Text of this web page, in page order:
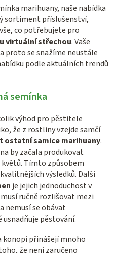
p
i
s
u
marihuany, naše nabídka
sortiment příslušenství,
co potřebujete pro
virtuální střechou. Vaše
proto se snažíme neustále
podle aktuálních trendů
semínka
výhod pro pěstitele
že z rostliny vzejde samčí
ostatní samice marihuany.
by začala produkovat
květů. Tímto způsobem
výsledků. Další
je jejich jednoduchost v
ručně rozlišovat mezi
nemusí se obávat
pěstování.
konopí přinášejí mnoho
že není zaručeno